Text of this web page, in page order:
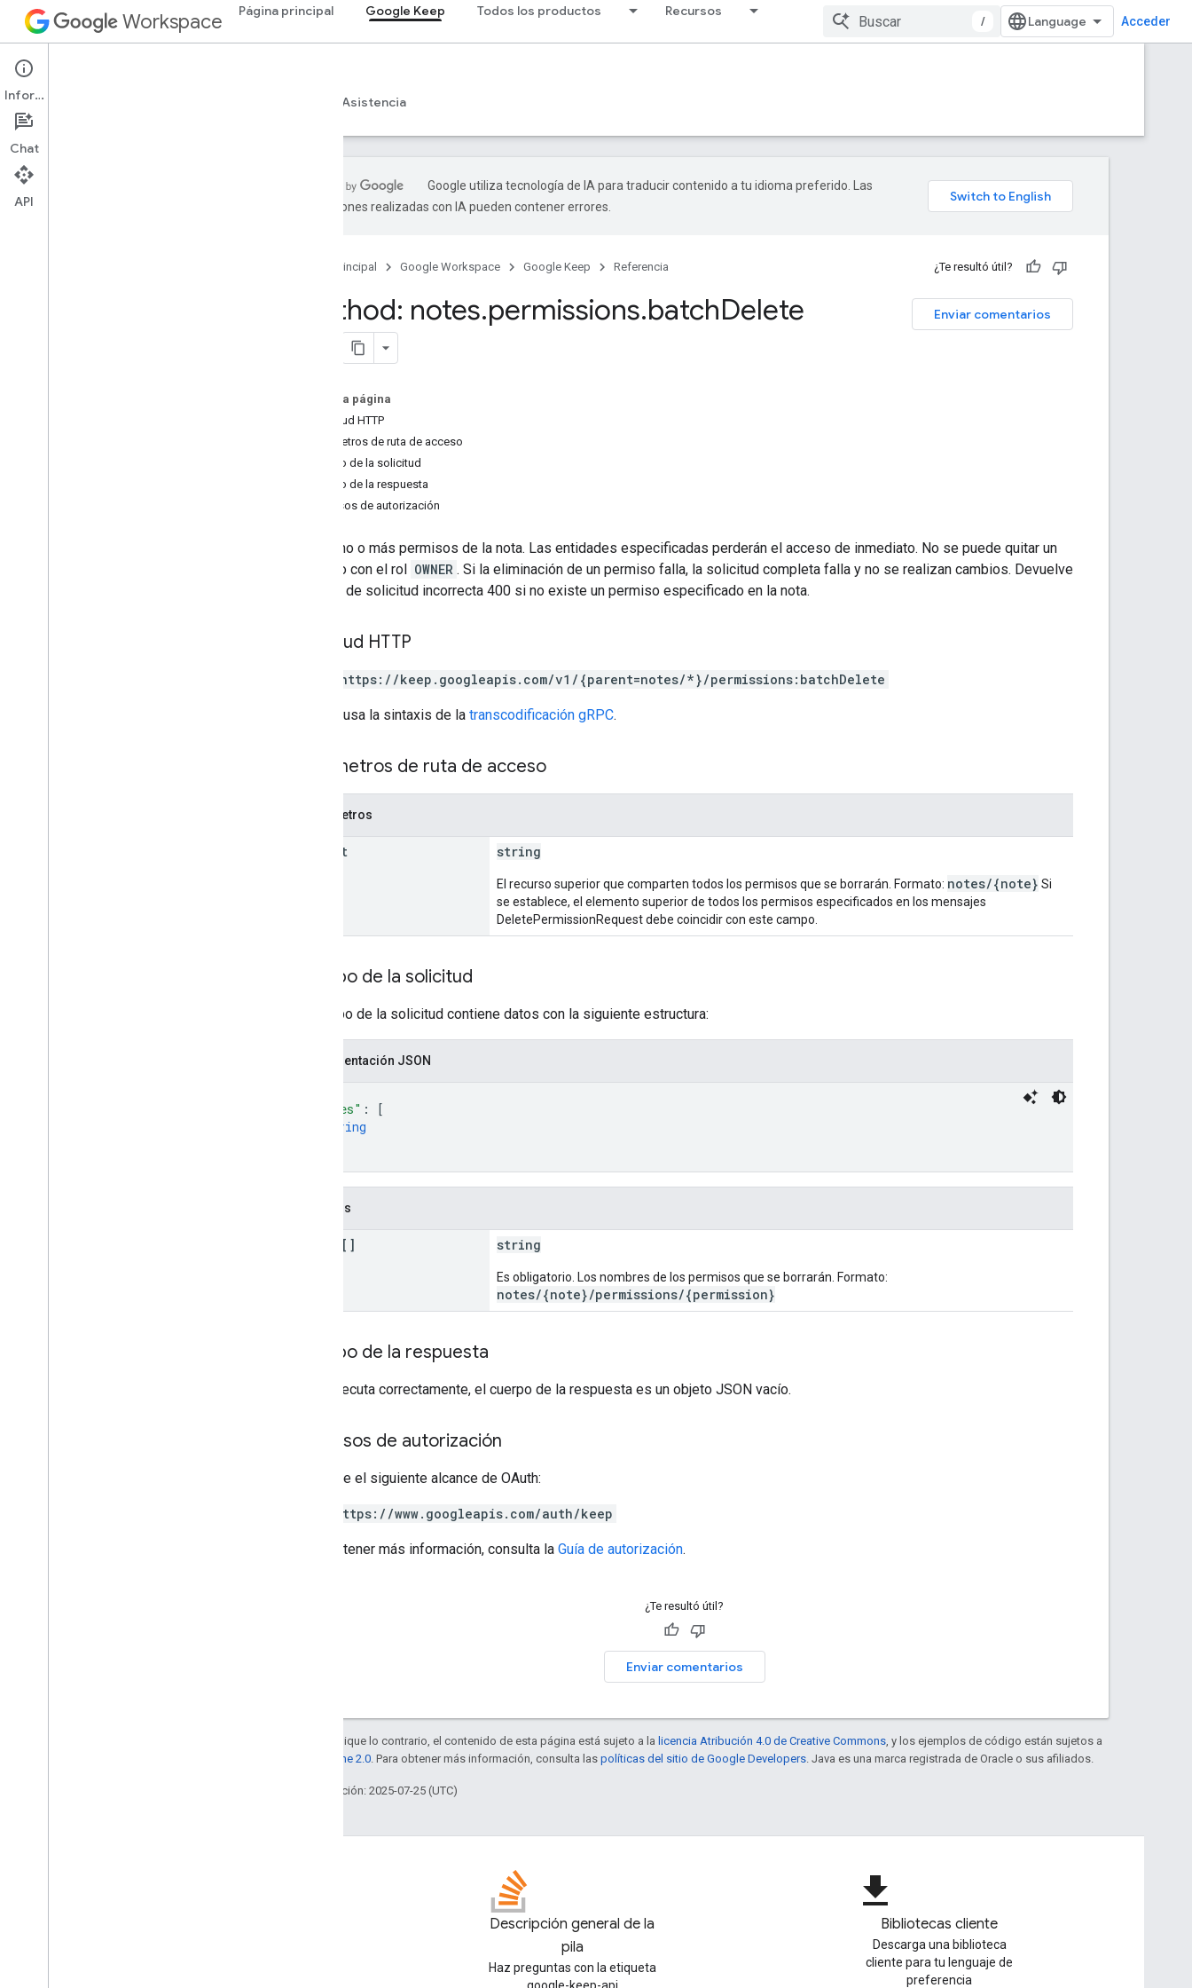
Workspace Página principal Google Keep Todos los productos Recursos
/ Acceder
Google Keep
Descripción general Asistencia
Google utiliza tecnología de IA para traducir contenido a tu idioma preferido. Las
traducciones realizadas con IA pueden contener errores.
Página principal Google Workspace Google Keep Referencia ¿Te resultó útil?
Enviar comentarios
Method: notes.permissions.batchDelete
En esta página
Solicitud HTTP
Parámetros de ruta de acceso
Cuerpo de la solicitud
Cuerpo de la respuesta
Permisos de autorización
Borra uno o más permisos de la nota. Las entidades especificadas perderán el acceso de inmediato. No se puede quitar un
permiso con el rol OWNER . Si la eliminación de un permiso falla, la solicitud completa falla y no se realizan cambios. Devuelve
un error de solicitud incorrecta 400 si no existe un permiso especificado en la nota.
Solicitud HTTP
POST https://keep.googleapis.com/v1/{parent=notes/*}/permissions:batchDelete
La URL usa la sintaxis de la transcodificación gRPC.
Parámetros de ruta de acceso
Parámetros
parent string
El recurso superior que comparten todos los permisos que se borrarán. Formato: notes/{note} Si
se establece, el elemento superior de todos los permisos especificados en los mensajes
DeletePermissionRequest debe coincidir con este campo.
Cuerpo de la solicitud
El cuerpo de la solicitud contiene datos con la siguiente estructura:
Representación JSON
"names" :
[
string
Campos
names[] string
Es obligatorio. Los nombres de los permisos que se borrarán. Formato:
notes/{note}/permissions/{permission}
Cuerpo de la respuesta
Si se ejecuta correctamente, el cuerpo de la respuesta es un objeto JSON vacío.
Permisos de autorización
Requiere el siguiente alcance de OAuth:
https://www.googleapis.com/auth/keep
Para obtener más información, consulta la Guía de autorización.
¿Te resultó útil?
Enviar comentarios
Salvo que se indique lo contrario, el contenido de esta página está sujeto a la licencia Atribución 4.0 de Creative Commons , y los ejemplos de código están sujetos a
licencia Apache 2.0 . Para obtener más información, consulta las políticas del sitio de Google Developers . Java es una marca registrada de Oracle o sus afiliados.
Última actualización: 2025-07-25 (UTC)
Descripción general de la
pila
Haz preguntas con la etiqueta
file_download
Bibliotecas cliente
Descarga una biblioteca
cliente para tu lenguaje de
preferencia
Información
Chat
API